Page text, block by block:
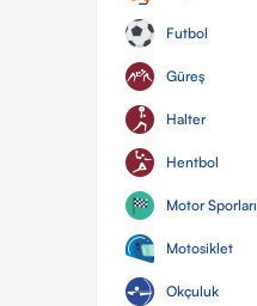
Futbol
Güreş
Halter
Hentbol
Motor Sporları
Motosiklet
Okçuluk